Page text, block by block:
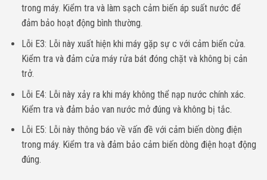
trong máy. Kiểm tra và làm sạch cảm biến áp suất nước để
đảm bảo hoạt động bình thường.
Lỗi E3: Lỗi này xuất hiện khi máy gặp sự c với cảm biến cửa.
Kiểm tra và đảm cửa máy rửa bát đóng chặt và không bị cản
trở.
Lỗi E4: Lỗi này xảy ra khi máy không thể nạp nước chính xác.
Kiểm tra và đảm bảo van nước mở đúng và không bị tắc.
Lỗi E5: Lỗi này thông báo về vấn đề với cảm biến dòng điện
trong máy. Kiểm tra và đảm bảo cảm biến dòng điện hoạt động
đúng.